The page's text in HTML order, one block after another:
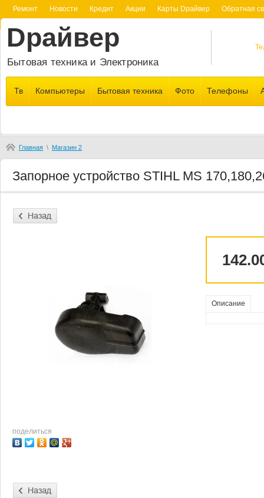
Ремонт Новости Кредит Акции Карты Dрайвер Обратная
Dрайвер
Бытовая техника и Электроника
Тв Компьютеры Бытовая техника Фото Телефоны
Главная \ Магазин 2
Запорное устройство STIHL MS
поделиться
Описание